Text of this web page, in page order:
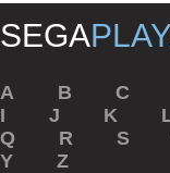
SEGA
A B С
I
J K
Q
R S
Y
Z